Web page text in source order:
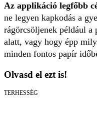
Az applikáció legfőbb
ne legyen kapkodás a
rágörcsöljenek például a
alatt, vagy hogy épp
minden fontos papír
Olvasd el ezt is!
TERHESSÉG